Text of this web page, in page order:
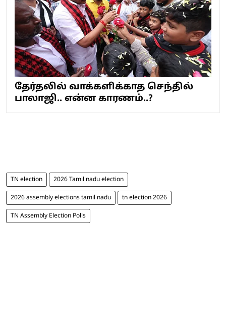
தேர்தலில் வாக்களிக்காத செந்தில்
பாலாஜி.. என்ன காரணம்..?
TN election 2026 Tamil nadu election
2026 assembly elections tamil nadu tn election 2026
TN Assembly Election Polls